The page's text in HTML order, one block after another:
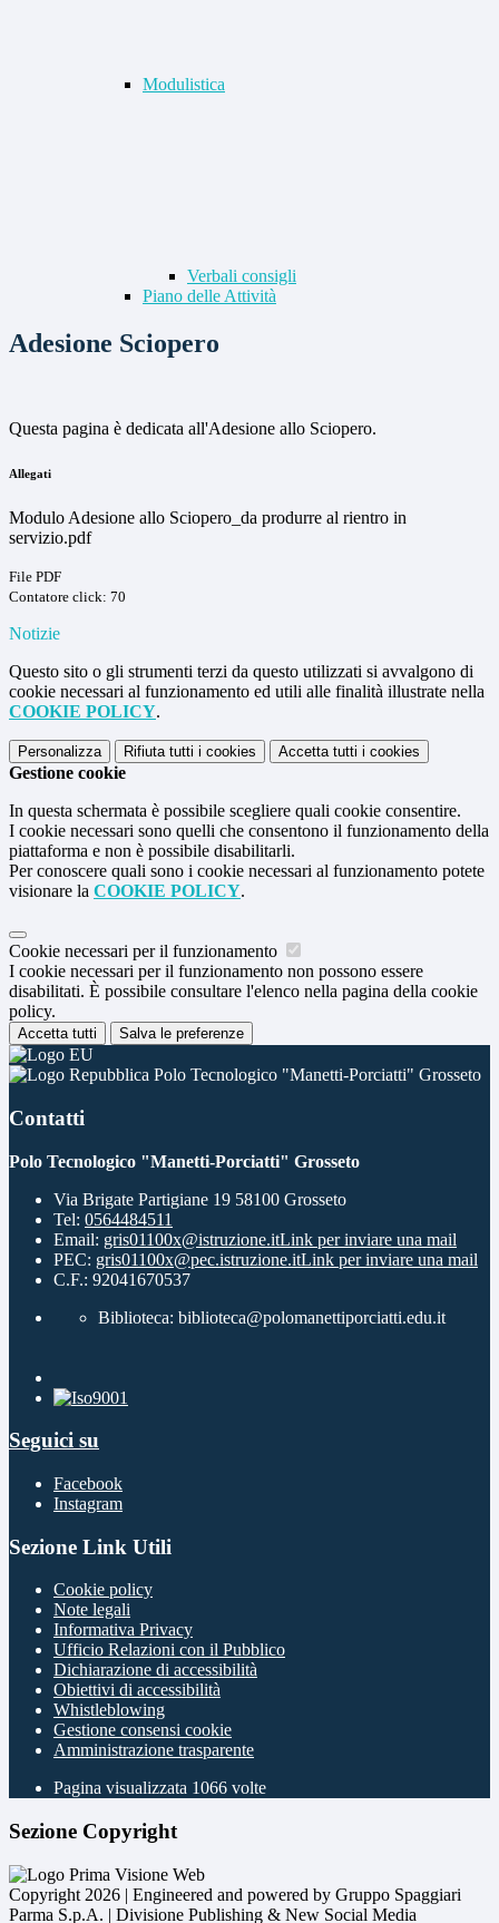
Modulistica
Verbali consigli
Piano delle Attività
Adesione Sciopero
Questa pagina è dedicata all'Adesione allo Sciopero.
Allegati
Modulo Adesione allo Sciopero_da produrre al rientro in
servizio.pdf
File PDF
Contatore click: 70
Notizie
Questo sito o gli strumenti terzi da questo utilizzati si avvalgono di
cookie necessari al funzionamento ed utili alle finalità illustrate nella
COOKIE POLICY.
Personalizza Rifiuta tutti i cookies Accetta tutti i cookies
Gestione cookie
In questa schermata è possibile scegliere quali cookie consentire.
I cookie necessari sono quelli che consentono il funzionamento della
piattaforma e non è possibile disabilitarli.
Per conoscere quali sono i cookie necessari al funzionamento potete
visionare la COOKIE POLICY.
Cookie necessari per il funzionamento
I cookie necessari per il funzionamento non possono essere
disabilitati. È possibile consultare l'elenco nella pagina della cookie
policy.
Accetta tutti Salva le preferenze
Polo Tecnologico "Manetti-Porciatti" Grosseto
Contatti
Polo Tecnologico "Manetti-Porciatti" Grosseto
Via Brigate Partigiane 19 58100 Grosseto
Tel: 0564484511
Email: gris01100x@istruzione.itLink per inviare una mail
PEC: gris01100x@pec.istruzione.itLink per inviare una mail
C.F.: 92041670537
Biblioteca: biblioteca@polomanettiporciatti.edu.it
Seguici su
Facebook
Instagram
Sezione Link Utili
Cookie policy
Note legali
Informativa Privacy
Ufficio Relazioni con il Pubblico
Dichiarazione di accessibilità
Obiettivi di accessibilità
Whistleblowing
Gestione consensi cookie
Amministrazione trasparente
Pagina visualizzata 1066 volte
Sezione Copyright
Copyright 2026 | Engineered and powered by Gruppo Spaggiari
Parma S.p.A. | Divisione Publishing & New Social Media